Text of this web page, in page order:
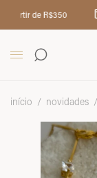
de R$350
início / novidades /